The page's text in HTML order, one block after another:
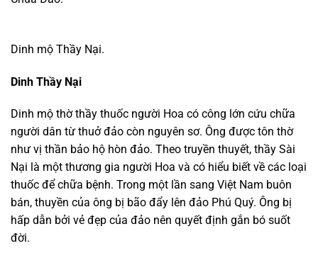
Dinh mộ Thầy Nại.
Dinh Thầy Nại
Dinh mộ thờ thầy thuốc người Hoa có công lớn cứu chữa
người dân từ thuở đảo còn nguyên sơ. Ông được tôn thờ
như vị thần bảo hộ hòn đảo. Theo truyền thuyết, thầy Sài
Nại là một thương gia người Hoa và có hiểu biết về các loại
thuốc để chữa bệnh. Trong một lần sang Việt Nam buôn
bán, thuyền của ông bị bão đẩy lên đảo Phú Quý. Ông bị
hấp dẫn bởi vẻ đẹp của đảo nên quyết định gắn bó suốt
đời.